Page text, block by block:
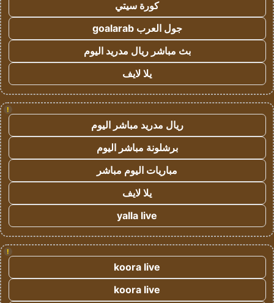
كورة سيتي
جول العرب goalarab
بث مباشر ريال مدريد اليوم
يلا لايف
!
ريال مدريد مباشر اليوم
برشلونة مباشر اليوم
مباريات اليوم مباشر
يلا لايف
yalla live
!
koora live
koora live